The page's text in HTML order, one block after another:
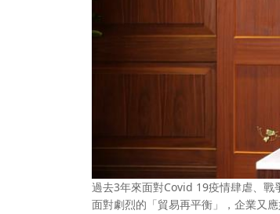
過去3年來面對Covid 19疫情肆虐、
面對劇烈的「貿易再平衡」，企業又